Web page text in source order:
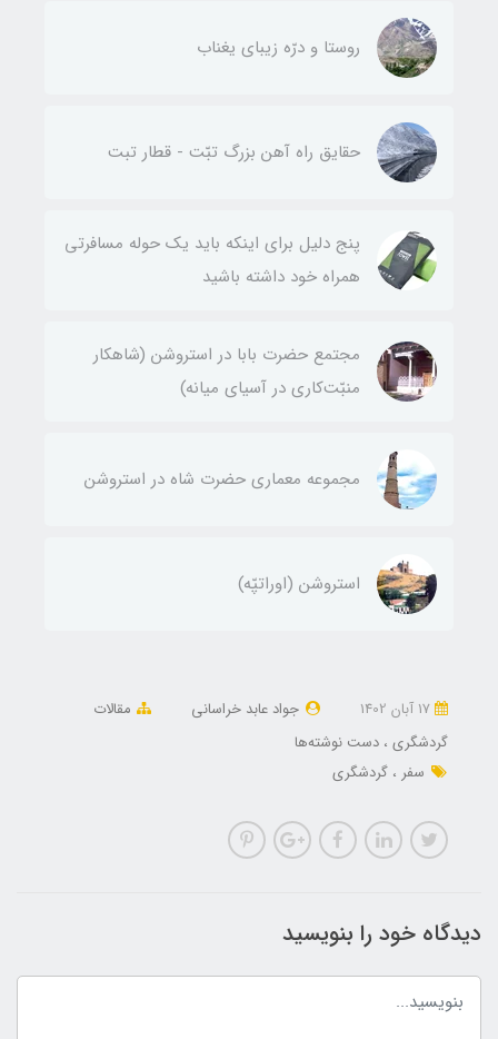
روستا و درّه زيبای يغناب
حقایق راه آهن بزرگ تبّت - قطار تبت
پنج دلیل برای اینکه باید یک حوله مسافرتی
همراه خود داشته باشید
مجتمع حضرت بابا ‌در استروشن (شاهكار
منبّت‌كاری در آسياي ميانه)
مجموعه معماری حضرت شاه در استروشن
استروشن (اوراتپّه)
جواد عابد خراسانی
مقالات
گردشگری دست نوشته‌ها
سفر
گردشگری
دیدگاه خود را بنویسید